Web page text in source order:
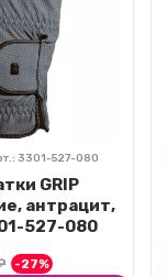
3301-527-080
GRIP
антрацит,
527-080
-27%